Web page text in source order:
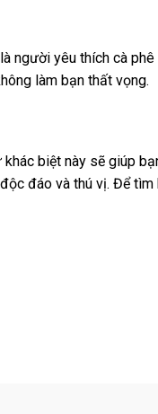
người yêu thích cà
làm bạn thất vọng.
biệt này sẽ giúp
đáo và thú vị. Để